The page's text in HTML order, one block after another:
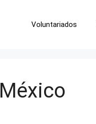
Voluntariados